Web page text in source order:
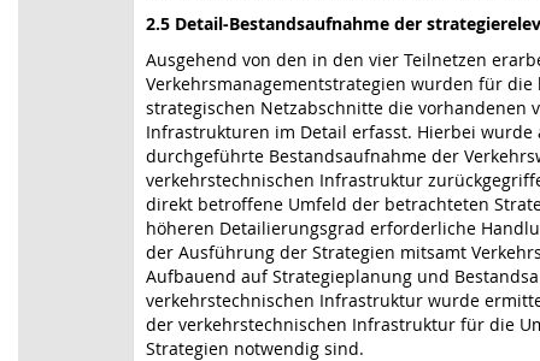
2.5 Detail-Bestandsaufnahme der
Ausgehend von den in den vier Teilnetzen
Verkehrsmanagementstrategien wurden für
strategischen Netzabschnitte die vorhandenen
Infrastrukturen im Detail erfasst. Hierbei wurde
durchgeführte Bestandsaufnahme der
verkehrstechnischen Infrastruktur
direkt betroffene Umfeld der betrachteten
höheren Detailierungsgrad erforderliche
der Ausführung der Strategien mitsamt
Aufbauend auf Strategieplanung und
verkehrstechnischen Infrastruktur wurde
der verkehrstechnischen Infrastruktur für die
Strategien notwendig sind.